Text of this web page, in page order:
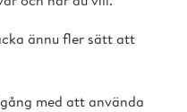
ännu fler sätt att
med att använda